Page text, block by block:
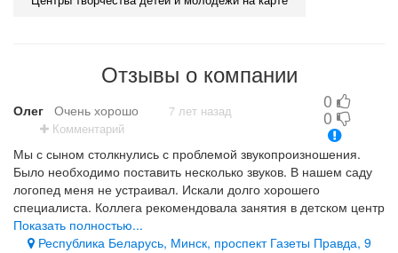
Главная наша реклама – воспитанники и их родители.
Они с удовольствием рассказывают о занятиях своим
знакомым, и это «сарафанное радио» приводит к нам
все новых и новых клиентов.
Приходите в детский центр «Тукитук» и оставайтесь с
нами – будем расти и развиваться вместе!
Отзывы о компании
Олег Очень хорошо
7 лет назад
Комментарий
0
0
Мы с сыном столкнулись с проблемой звукопроизношения.
Было необходимо поставить несколько звуков. В нашем саду
логопед меня не устраивал. Искали долго хорошего
специалиста. Коллега рекомендовала занятия в детском центр
развития и творчества Тукитук. Первое же занятие оставило
положительное впечатление. Сцециалсит сразу располагает к
Показать полностью...
Республика Беларусь, Минск, проспект Газеты Правда, 9